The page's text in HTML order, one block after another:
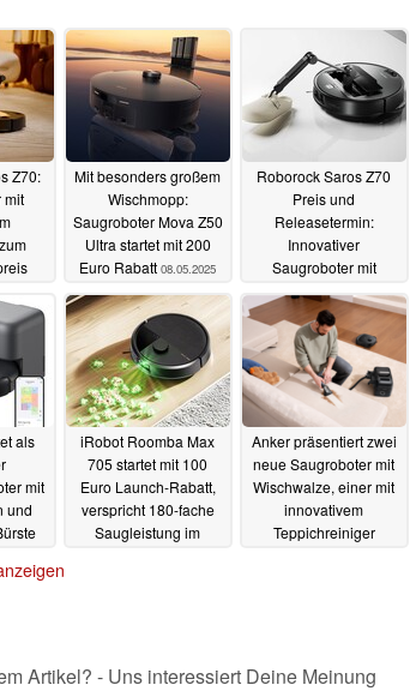
Z70:
mit
Mit besonders großem
Wischmopp:
Saugroboter Mova Z50
Ultra startet mit 200
Euro Rabatt 08.05.2025
Roborock Saros Z70
Preis und
Releasetermin:
Innovativer
Saugroboter mit
startet in Kürze
02.05.2025
als
mit
und
iRobot Roomba Max
705 startet mit 100
Euro Launch-Rabatt,
verspricht 180-fache
Saugleistung im
Anker präsentiert zwei
neue Saugroboter mit
Wischwalze, einer mit
innovativem
Teppichreiniger
Artikel? - Uns interessiert Deine Meinung